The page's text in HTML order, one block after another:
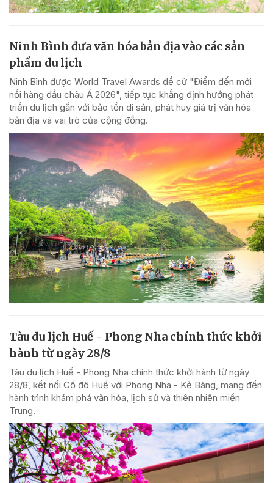
Ninh Bình đưa văn hóa bản địa vào các sản
phẩm du lịch
Ninh Bình được World Travel Awards đề cử "Điểm đến mới
nổi hàng đầu châu Á 2026", tiếp tục khẳng định hướng phát
triển du lịch gắn với bảo tồn di sản, phát huy giá trị văn hóa
bản địa và vai trò của cộng đồng.
Tàu du lịch Huế - Phong Nha chính thức khởi
hành từ ngày 28/8
Tàu du lịch Huế - Phong Nha chính thức khởi hành từ ngày
28/8, kết nối Cố đô Huế với Phong Nha - Kẻ Bàng, mang đến
hành trình khám phá văn hóa, lịch sử và thiên nhiên miền
Trung.